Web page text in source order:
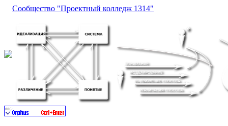
Сообщество "Проектный колледж 1314"